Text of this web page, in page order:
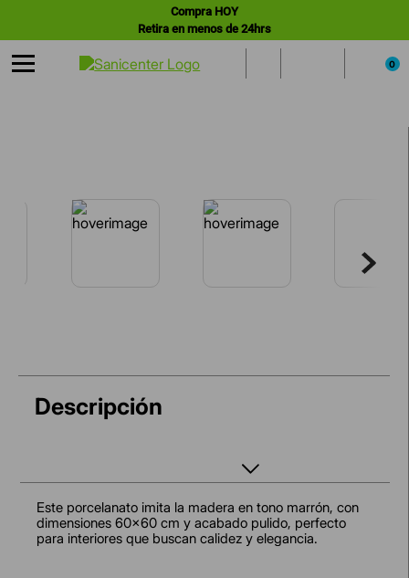
Compra HOY
Retira en menos de 24hrs
0
Descripción
Este porcelanato imita la madera en tono marrón, con
dimensiones 60x60 cm y acabado pulido, perfecto
para interiores que buscan calidez y elegancia.